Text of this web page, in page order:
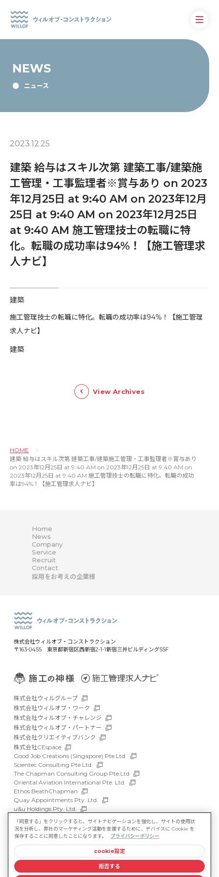
NEWS
ニュース
2023.12.25
建築 給与はスキル次第 建築工事/建築施
工管理・工事監理者※賞与あり on 2023
年12月25日 at 9:40 AM on 2023年12月
25日 at 9:40 AM on 2023年12月25日
at 9:40 AM 施工管理技士の転職に特
化。転職の成功率は94%！【施工管理求
人ナビ】
建築
​施工管理技士の転職に特化。転職の成功率は94%！【施工管理
求人ナビ】
建築
View Archives
HOME
建築 給与はスキル次第 建築工事/建築施工管理・工事監理者※賞与あり
on 2023年12月25日 at 9:40 AM on 2023年12月25日 at 9:40 AM on
2023年12月25日 at 9:40 AM 施工管理技士の転職に特化。転職の成功
率は94%！【施工管理求人ナビ】
Home
News
Company
Service
Recruit
Contact
採用をお考えの企業様
株式会社ウィルオブ・コンストラクション
〒163-0455 東京都新宿区西新宿2-1-1新宿三井ビルディング55F
株式会社ウィルグループ
株式会社ウィルオブ・ワーク
株式会社ウィルオブ・チャレンジ
株式会社ウィルオブ・パートナー
株式会社クリエイティブバンク
株式会社CEspace
Good Job Creations (Singapore) Pte.Ltd.
Scientec Consulting Pte.Ltd.
The Chapman Consulting Group Pte.Ltd
Oriental Aviation International Pte. Ltd.
Ethos BeathChapman
Quay Appointments Pty. Ltd.
u&u Holdings Pty. Ltd.
DFP Recruitment Holdings Pty. Ltd.
Asia Recruit Holdings Sdn.Bhd.
WILLOF Vietnam Company Limited
サイトマップ
マルチステークホルダー方針
情報セキュリティ基本方針
プライバシーポリシー
「同意する」をクリックすると、サイトナビゲーションを強化し、サイトの使用状
況を分析し、弊社のマーケティング活動を支援するために、デバイスに Cookie を
保存することに同意したことになります。
プライバシーポリシー
cookie設定
拒否する